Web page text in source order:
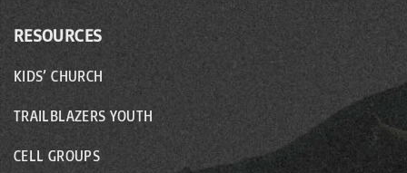
RESOURCES
KIDS’ CHURCH
TRAILBLAZERS YOUTH
CELL GROUPS